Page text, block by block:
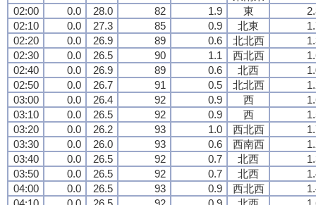
02:00
0.0 28.0 82 1.9 東
02:10
0.0 27.3 85 0.9 北東
02:20
0.0 26.9 89 0.6 北北西
02:30
0.0 26.5 90 1.1 西北西
02:40
0.0 26.9 89 0.6 北西
02:50
0.0 26.7 91 0.5 北北西
03:00
0.0 26.4 92 0.9 西
03:10
0.0 26.5 92 0.9 西
03:20
0.0 26.2 93 1.0 西北西
03:30
0.0 26.0 93 0.6 西南西
03:40
0.0 26.5 92 0.7 北西
03:50
0.0 26.5 92 0.7 北西
04:00
0.0 26.5 93 0.9 西北西